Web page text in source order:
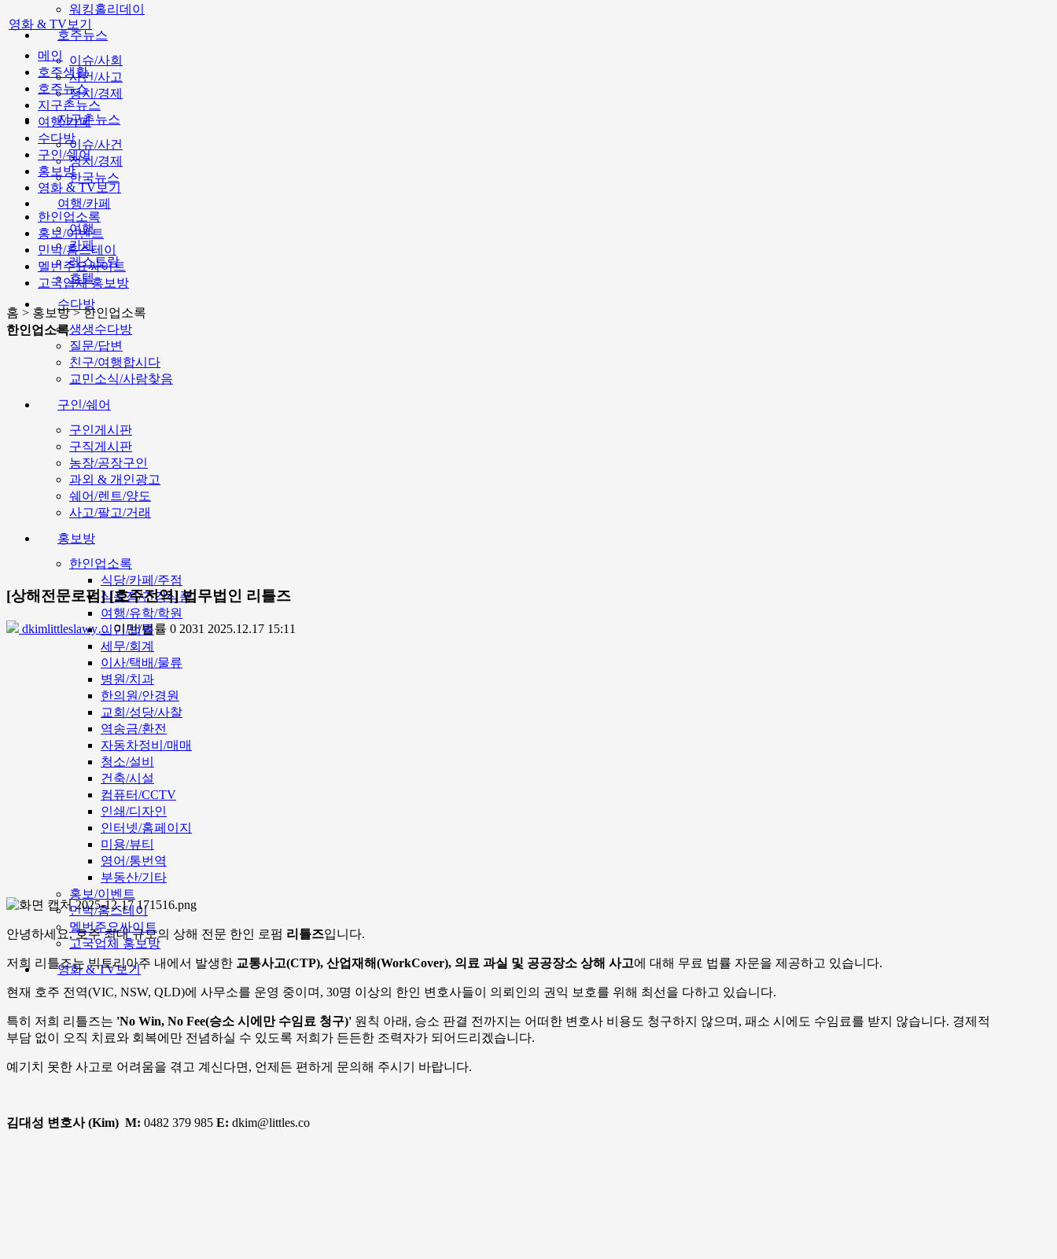
워킹홀리데이
호주뉴스
이슈/사회
사건/사고
정치/경제
지구촌뉴스
이슈/사건
정치/경제
한국뉴스
여행/카페
여행
카페
레스토랑
호텔
수다방
생생수다방
질문/답변
친구/여행합시다
교민소식/사람찾음
구인/쉐어
구인게시판
구직게시판
농장/공장구인
과외 & 개인광고
쉐어/렌트/양도
사고/팔고/거래
홍보방
한인업소록
식당/카페/주점
식품점/건강식품
여행/유학/학원
이민/법률
세무/회계
이사/택배/물류
병원/치과
한의원/안경원
교회/성당/사찰
역송금/환전
자동차정비/매매
청소/설비
건축/시설
컴퓨터/CCTV
인쇄/디자인
인터넷/홈페이지
미용/뷰티
영어/통번역
부동산/기타
홍보/이벤트
민박/홈스테이
멜번주요싸이트
고국업체 홍보방
영화 & TV보기
영화 & TV보기
메인
호주생활
호주뉴스
지구촌뉴스
여행/카페
수다방
구인/쉐어
홍보방
영화 & TV보기
한인업소록
홍보/이벤트
민박/홈스테이
멜번주요싸이트
고국업체 홍보방
홈 > 홍보방 > 한인업소록
한인업소록
[상해전문로펌] [호주전역] 법무법인 리틀즈
dkimlittleslawy… 이민/법률 0 2031 2025.12.17 15:11
안녕하세요, 호주 최대 규모의 상해 전문 한인 로펌 리틀즈입니다.
저희 리틀즈는 빅토리아주 내에서 발생한 교통사고(CTP), 산업재해(WorkCover), 의료 과실 및 공공장소 상해 사고에 대해 무료 법률 자문을 제공하고 있습니다.
현재 호주 전역(VIC, NSW, QLD)에 사무소를 운영 중이며, 30명 이상의 한인 변호사들이 의뢰인의 권익 보호를 위해 최선을 다하고 있습니다.
특히 저희 리틀즈는 'No Win, No Fee(승소 시에만 수임료 청구)' 원칙 아래, 승소 판결 전까지는 어떠한 변호사 비용도 청구하지 않으며, 패소 시에도 수임료를 받지 않습니다. 경제적
부담 없이 오직 치료와 회복에만 전념하실 수 있도록 저희가 든든한 조력자가 되어드리겠습니다.
예기치 못한 사고로 어려움을 겪고 계신다면, 언제든 편하게 문의해 주시기 바랍니다.
김대성 변호사 (Kim) M: 0482 379 985 E: dkim@littles.co